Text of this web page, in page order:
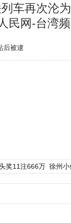
车再次沦
民网-台湾
后被逮
奖11注666万 徐州